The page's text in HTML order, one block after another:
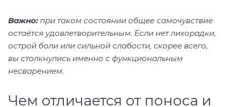
Важно: при таком состоянии общее самочувствие
остаётся удовлетворительным. Если нет лихорадки,
острой боли или сильной слабости, скорее всего,
вы столкнулись именно с функциональным
несварением.
Чем отличается от поноса и